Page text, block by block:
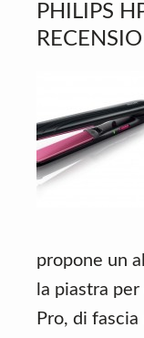
PHILIPS
propone un
la piastra
Pro, di